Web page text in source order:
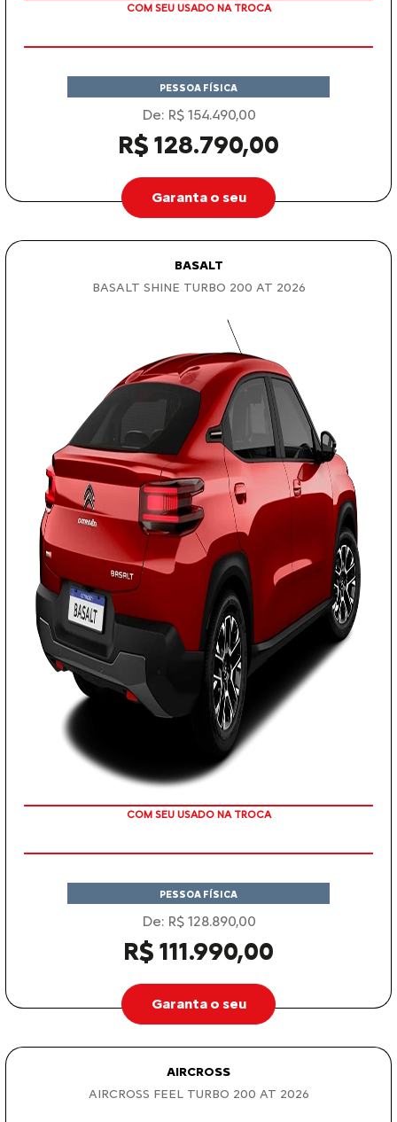
TAXA ZERO
PESSOA FÍSICA
De: R$ 154.490,00
R$ 128.790,00
Garanta o seu
BASALT
BASALT SHINE TURBO 200 AT 2026
TAXA ZERO
PESSOA FÍSICA
De: R$ 128.890,00
R$ 111.990,00
Garanta o seu
AIRCROSS
AIRCROSS FEEL TURBO 200 AT 2026